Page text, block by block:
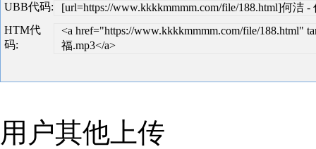
UBB代码:
[url=https://www.kkkkmmmm.com/file/188.html]何洁
HTM代
码:
<a href="https://www.kkkkmmmm.com/file/188.html"
福.mp3</a>
用户其他上传